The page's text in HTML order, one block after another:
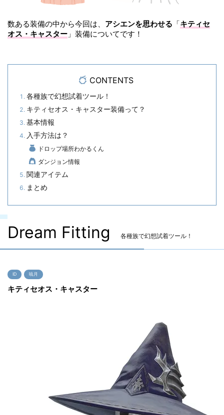
数ある装備の中から今回は、 アシエンを思わせる 「キティセ
オス・キャスター 」装備についてです！
CONTENTS
各種族で幻想試着ツール！
キティセオス・キャスター装備って？
基本情報
入手方法は？
ドロップ場所わかるくん
ダンジョン情報
関連アイテム
まとめ
Dream Fitting 各種族で幻想試着ツール！
ID 暁月
キティセオス・キャスター